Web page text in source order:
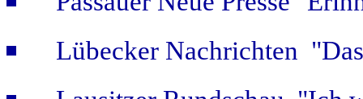
Lübecker Nachrichten